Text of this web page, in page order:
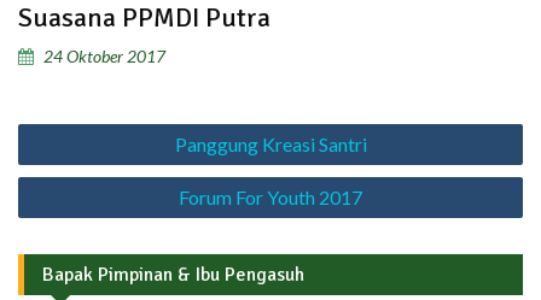
Suasana PPMDI Putra
24 Oktober 2017
Navigasi
pos
Panggung Kreasi Santri
Forum For Youth 2017
Bapak Pimpinan & Ibu Pengasuh